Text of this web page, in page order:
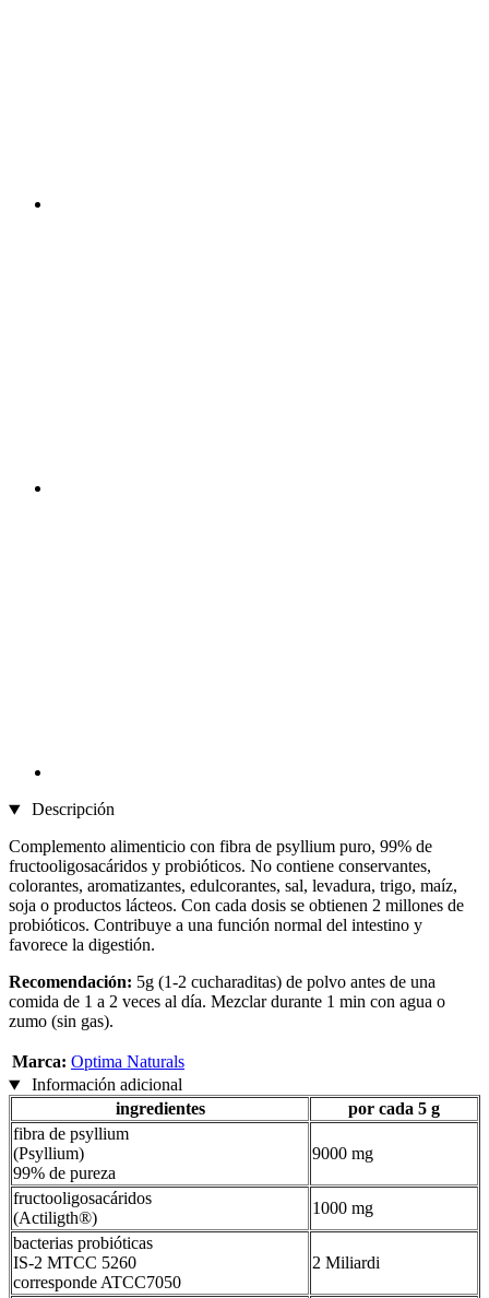
Descripción
Complemento alimenticio con fibra de psyllium puro, 99% de
fructooligosacáridos y probióticos. No contiene conservantes,
colorantes, aromatizantes, edulcorantes, sal, levadura, trigo, maíz,
soja o productos lácteos. Con cada dosis se obtienen 2 millones de
probióticos. Contribuye a una función normal del intestino y
favorece la digestión.
Recomendación: 5g (1-2 cucharaditas) de polvo antes de una
comida de 1 a 2 veces al día. Mezclar durante 1 min con agua o
zumo (sin gas).
Marca: Optima Naturals
Información adicional
ingredientes
por cada 5 g
fibra de psyllium
(Psyllium)
99% de pureza
9000 mg
fructooligosacáridos
(Actiligth®)
1000 mg
bacterias probióticas
IS-2 MTCC 5260
corresponde ATCC7050
2 Miliardi